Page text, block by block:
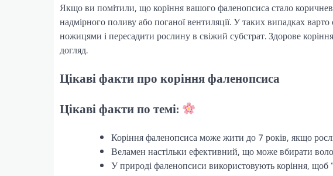
Якщо ви помітили, що коріння вашого фаленопсиса стало
надмірного поливу або поганої вентиляції. У таких випадках
ножицями і пересадити рослину в свіжий субстрат. Здорове
догляд.
Цікаві факти про коріння фаленопсиса
Цікаві факти по темі:
Коріння фаленопсиса може жити до 7 років, якщо
Веламен настільки ефективний, що може вбирати
У природі фаленопсиси використовують коріння, щоб